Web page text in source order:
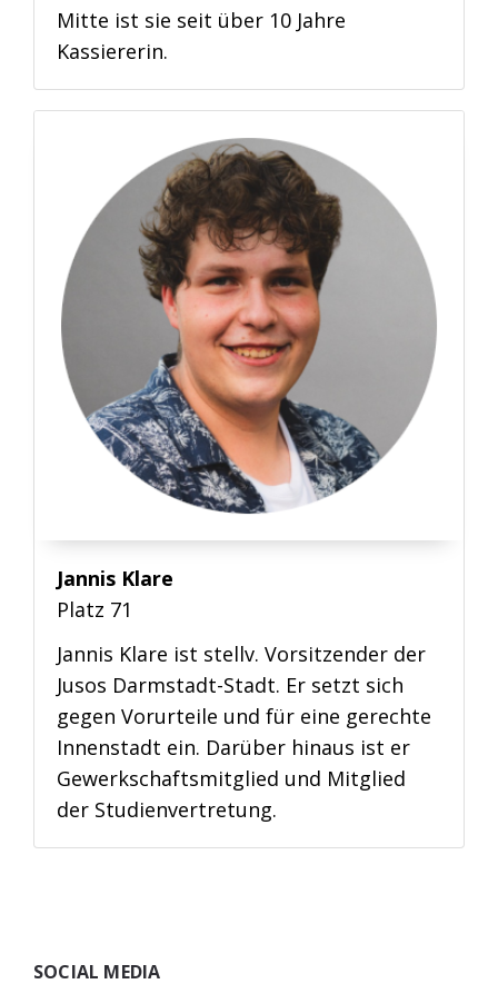
Mitte ist sie seit über 10 Jahre
Kassiererin.
Jannis Klare
Platz 71
Jannis Klare ist stellv. Vorsitzender der
Jusos Darmstadt-Stadt. Er setzt sich
gegen Vorurteile und für eine gerechte
Innenstadt ein. Darüber hinaus ist er
Gewerkschaftsmitglied und Mitglied
der Studienvertretung.
Widgets
SOCIAL MEDIA